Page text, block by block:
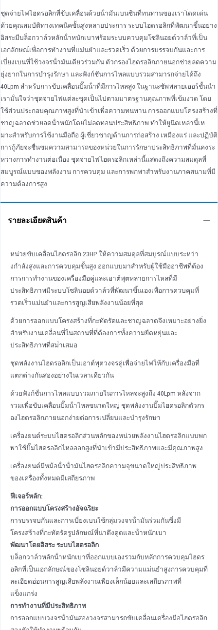
ชุดจ่ายไฟไฮดรอลิกที่ขับเคลื่อนด้วยน้ํามันเบนซินที่ทนทานของเราโดดเด่น
ด้วยคุณสมบัติทางเทคนิคขั้นสูงหลายประการ ระบบไฮดรอลิกที่พัฒนาขึ้นอย่าง
อิสระมีบล็อกวาล์วหลักน้ําหนักเบาพร้อมระบบควบคุมโซลินอยด์วาล์วที่เป็น
เอกลักษณ์เพื่อการทํางานที่แม่นยําและรวดเร็ว ด้วยการบรรจบกันและการ
เบี่ยงเบนที่ใช้วงจรน้ํามันเดียวร่วมกัน ตัวกรองไฮดรอลิกภายนอกช่วยลดความ
ยุ่งยากในการบํารุงรักษา และฟังก์ชันการไหลแบบรวมสามารถจ่ายได้ถึง
40Lpm สําหรับการขับเคลื่อนปั๊มน้ําที่มีการไหลสูง ในฐานะซัพพลายเออร์ชั้นนํา
เรามั่นใจว่าชุดจ่ายไฟแต่ละชุดเป็นไปตามมาตรฐานคุณภาพที่เข้มงวด โดย
ใช้ส่วนประกอบคุณภาพสูงที่นําเข้าเพื่อความทนทาน การออกแบบโครงสร้างที่
ชาญฉลาดช่วยลดน้ําหนักโดยไม่ลดทอนประสิทธิภาพ ทําให้ยูนิตเหล่านี้เห
มาะสําหรับการใช้งานมือถือ ผู้เชี่ยวชาญด้านการก่อสร้าง เหมืองแร่ และปฏิบัติ
การกู้ภัยจะชื่นชมความสามารถของหน่วยในการรักษาประสิทธิภาพที่มั่นคงระ
หว่างการทํางานต่อเนื่อง ชุดจ่ายไฟไฮดรอลิกเหล่านี้แสดงถึงความสมดุลที่
สมบูรณ์แบบของพลังงาน การควบคุม และการพกพาสําหรับงานภาคสนามที่มี
ความต้องการสูง
รายละเอียดสินค้า
หน่วยขับเคลื่อนไฮดรอลิก 23HP ให้ความสมดุลที่สมบูรณ์แบบระหว่า
งกําลังสูงและการควบคุมขั้นสูง ออกแบบมาสําหรับผู้ใช้มืออาชีพที่ต้อง
การการทํางานของเครื่องมือคู่และเอาต์พุตหลายการไหลที่มี
ประสิทธิภาพมีระบบโซลินอยด์วาล์วที่พัฒนาขึ้นเองเพื่อการควบคุมที่
รวดเร็วแม่นยําและการสูญเสียพลังงานน้อยที่สุด
ด้วยการออกแบบโครงสร้างที่กะทัดรัดและชาญฉลาดจึงเหมาะอย่างยิ่ง
สําหรับงานเคลื่อนที่ในสถานที่ที่ต้องการทั้งความยืดหยุ่นและ
ประสิทธิภาพที่สม่ําเสมอ
ชุดพลังงานไฮดรอลิกเป็นเอาต์พุตวงจรคู่เพื่อจ่ายไฟให้กับเครื่องมือที่
แตกต่างกันสองอย่างในเวลาเดียวกัน
ด้วยฟังก์ชั่นการไหลแบบรวมภายในการไหลจะสูงถึง 40Lpm หลังจาก
รวมเพื่อขับเคลื่อนปั๊มน้ําไหลขนาดใหญ่ ชุดพลังงานปั๊มไฮดรอลิกตัวกร
องไฮดรอลิกภายนอกง่ายต่อการเปลี่ยนและบํารุงรักษา
เครื่องยนต์ระบบไฮดรอลิกส่วนหลักของหน่วยพลังงานไฮดรอลิกแบบพก
พาใช้ปั๊มไฮดรอลิกไหลออกสูงที่นําเข้ามีประสิทธิภาพและมีคุณภาพสูง
เครื่องยนต์มีหม้อน้ําน้ํามันไฮดรอลิกความจุขนาดใหญ่ประสิทธิภาพ
ของเครื่องทั้งหมดมีเสถียรภาพ
ฟีเจอร์หลัก:
การออกแบบโครงสร้างอัจฉริยะ
การบรรจบกันและการเบี่ยงเบนใช้กลุ่มวงจรน้ํามันร่วมกันซึ่งมี
โครงสร้างที่กะทัดรัดรูปลักษณ์ที่น่าดึงดูดและน้ําหนักเบา
พัฒนาโดยอิสระระบบไฮดรอลิก
บล็อกวาล์วหลักน้ําหนักเบาที่ออกแบบเองรวมกับหลักการควบคุมไฮดร
อลิกที่เป็นเอกลักษณ์ของโซลินอยด์วาล์วมีความแม่นยําสูงการควบคุมที่
ละเอียดอ่อนการสูญเสียพลังงานเพียงเล็กน้อยและเสถียรภาพที่
แข็งแกร่ง
การทํางานที่มีประสิทธิภาพ
การออกแบบวงจรน้ํามันสองวงจรสามารถขับเคลื่อนเครื่องมือไฮดรอลิก